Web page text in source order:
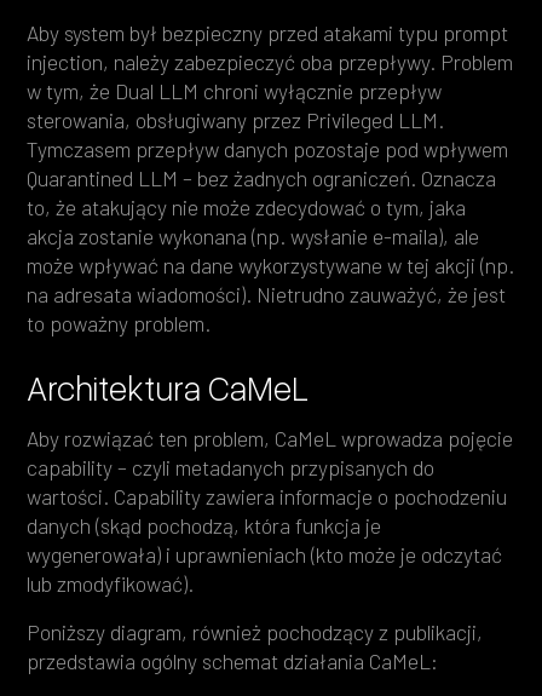
Aby system był bezpieczny przed atakami typu prompt
injection, należy zabezpieczyć oba przepływy. Problem
w tym, że Dual LLM chroni wyłącznie przepływ
sterowania, obsługiwany przez Privileged LLM.
Tymczasem przepływ danych pozostaje pod wpływem
Quarantined LLM – bez żadnych ograniczeń. Oznacza
to, że atakujący nie może zdecydować o tym, jaka
akcja zostanie wykonana (np. wysłanie e-maila), ale
może wpływać na dane wykorzystywane w tej akcji (np.
na adresata wiadomości). Nietrudno zauważyć, że jest
to poważny problem.
Architektura CaMeL
Aby rozwiązać ten problem, CaMeL wprowadza pojęcie
capability – czyli metadanych przypisanych do
wartości. Capability zawiera informacje o pochodzeniu
danych (skąd pochodzą, która funkcja je
wygenerowała) i uprawnieniach (kto może je odczytać
lub zmodyfikować).
Poniższy diagram, również pochodzący z publikacji,
przedstawia ogólny schemat działania CaMeL: